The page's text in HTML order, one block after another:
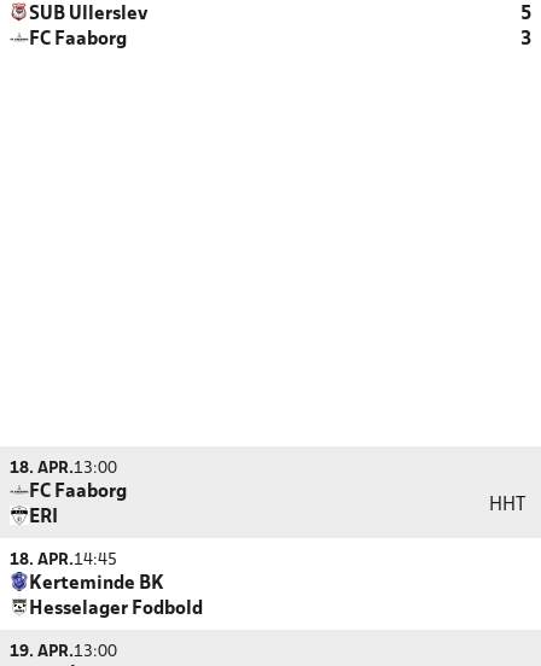
SUB Ullerslev
5
FC Faaborg
3
18. APR.13:00
FC Faaborg
ERI
HHT
18. APR.14:45
Kerteminde BK
Hesselager Fodbold
19. APR.13:00